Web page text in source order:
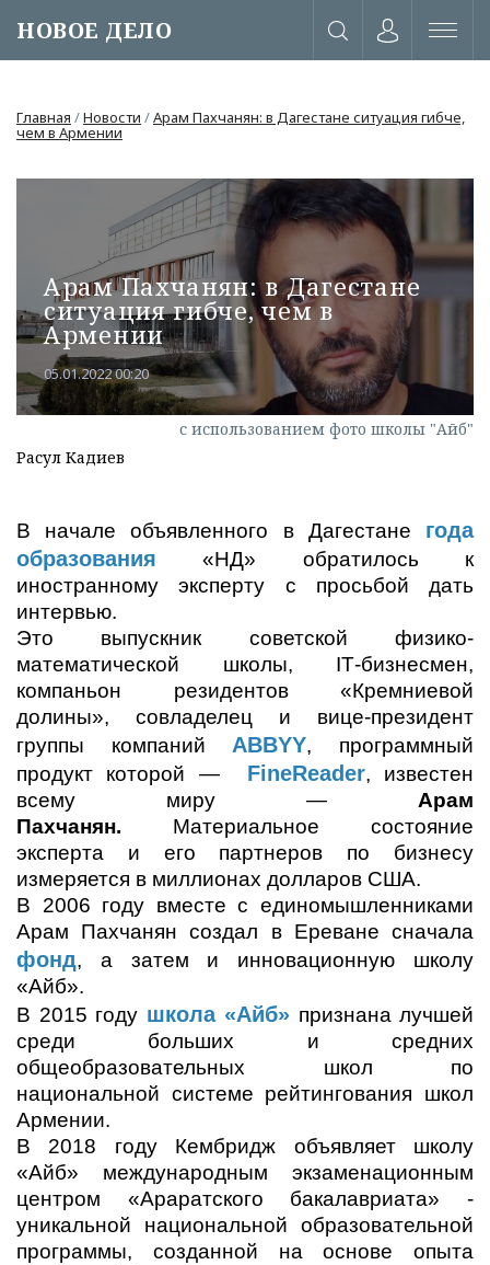
НОВОЕ ДЕЛО
или через соц. сети
Главная /Новости /Арам Пахчанян: в Дагестане ситуация гибче,
чем в Армении
Арам Пахчанян: в Дагестане
ситуация гибче, чем в
Армении
05.01.2022 00:20
Расул Кадиев
с использованием фото школы "Айб"
В начале объявленного в Дагестане года
образования «НД» обратилось к
иностранному эксперту с просьбой дать
интервью.
Это выпускник советской физико-
математической школы, IT-бизнесмен,
компаньон резидентов «Кремниевой
долины», совладелец и вице-президент
группы компаний ABBYY, программный
продукт которой — FineReader, известен
всему миру — Арам
Пахчанян. Материальное состояние
эксперта и его партнеров по бизнесу
измеряется в миллионах долларов США.
В 2006 году вместе с единомышленниками
Арам Пахчанян создал в Ереване сначала
фонд, а затем и инновационную школу
«Айб».
В 2015 году школа «Айб» признана лучшей
среди больших и средних
общеобразовательных школ по
национальной системе рейтингования школ
Армении.
В 2018 году Кембридж объявляет школу
«Айб» международным экзаменационным
центром «Араратского бакалавриата» -
уникальной национальной образовательной
программы, созданной на основе опыта